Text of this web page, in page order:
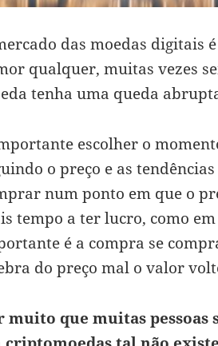
das moedas digitais
qualquer, muitas vezes
tenha uma queda
escolher o
o preço e as
num ponto em que o
tempo a ter lucro, como
é a compra se
do preço mal o valor
muito que muitas pessoas